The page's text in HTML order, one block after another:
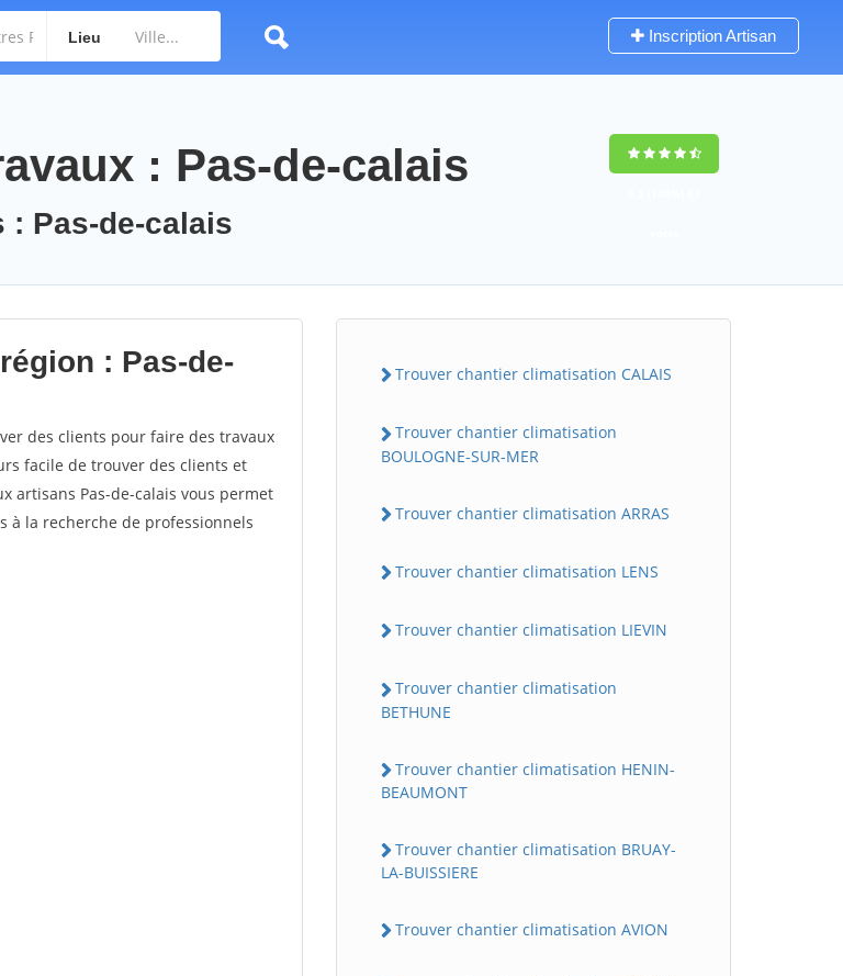
Lieu Inscription Artisan
: Pas-de-calais
Pas-de-calais
: Pas-de-
des clients pour faire des travaux
facile de trouver des clients et
artisans Pas-de-calais vous permet
à la recherche de professionnels
Trouver chantier climatisation CALAIS
Trouver chantier climatisation
BOULOGNE-SUR-MER
Trouver chantier climatisation ARRAS
Trouver chantier climatisation LENS
Trouver chantier climatisation LIEVIN
Trouver chantier climatisation
BETHUNE
Trouver chantier climatisation HENIN-
BEAUMONT
Trouver chantier climatisation BRUAY-
LA-BUISSIERE
Trouver chantier climatisation AVION